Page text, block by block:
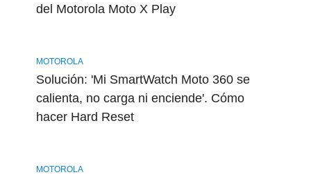
del Motorola Moto X Play
MOTOROLA
Solución: 'Mi SmartWatch Moto 360 se
calienta, no carga ni enciende'. Cómo
hacer Hard Reset
MOTOROLA